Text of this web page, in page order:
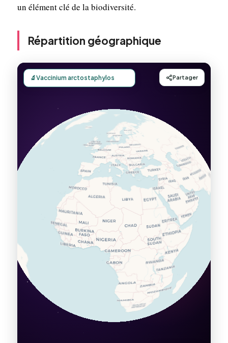
un élément clé de la biodiversité.
Répartition géographique